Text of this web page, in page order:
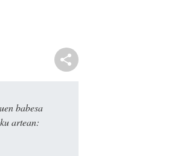
babesa
artean: